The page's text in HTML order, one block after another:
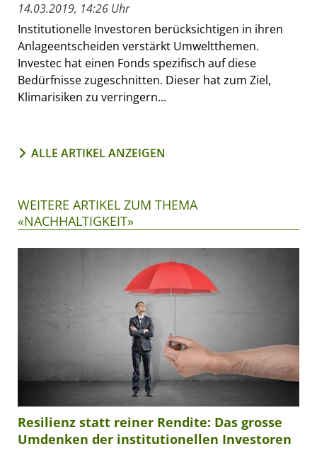
14.03.2019, 14:26 Uhr
Institutionelle Investoren berücksichtigen in ihren
Anlageentscheiden verstärkt Umweltthemen.
Investec hat einen Fonds spezifisch auf diese
Bedürfnisse zugeschnitten. Dieser hat zum Ziel,
Klimarisiken zu verringern...
ALLE ARTIKEL ANZEIGEN
WEITERE ARTIKEL ZUM THEMA
«NACHHALTIGKEIT»
Resilienz statt reiner Rendite: Das grosse
Umdenken der institutionellen Investoren